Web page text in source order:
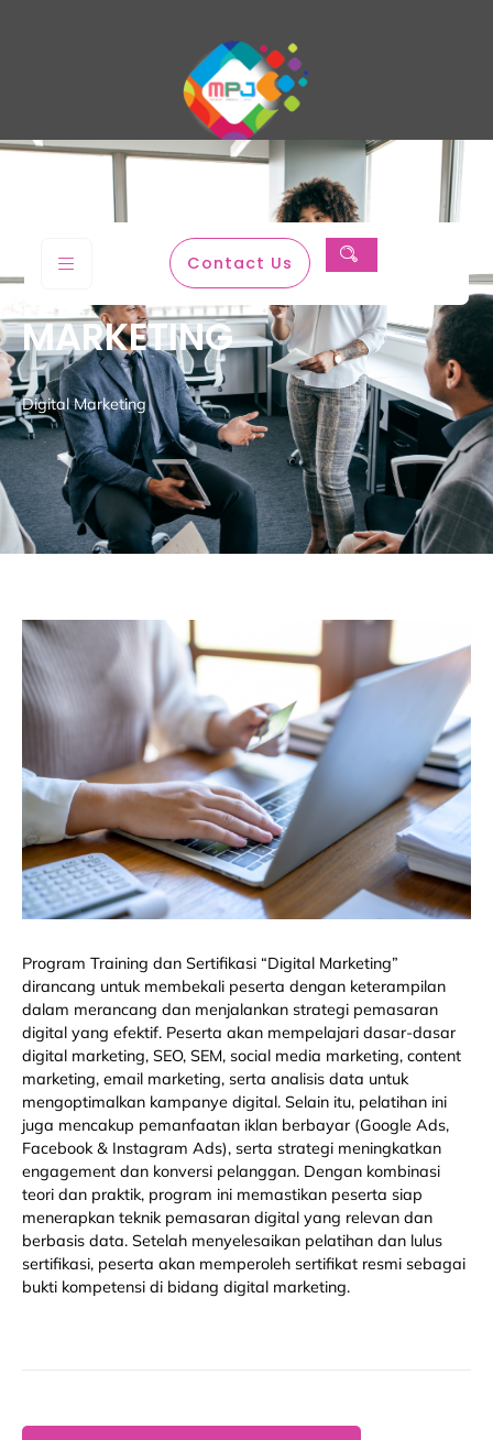
Magenta Permata Jaya
Contact Us
MARKETING
Digital Marketing
Program Training dan Sertifikasi “Digital Marketing”
dirancang untuk membekali peserta dengan keterampilan
dalam merancang dan menjalankan strategi pemasaran
digital yang efektif. Peserta akan mempelajari dasar-dasar
digital marketing, SEO, SEM, social media marketing, content
marketing, email marketing, serta analisis data untuk
mengoptimalkan kampanye digital. Selain itu, pelatihan ini
juga mencakup pemanfaatan iklan berbayar (Google Ads,
Facebook & Instagram Ads), serta strategi meningkatkan
engagement dan konversi pelanggan. Dengan kombinasi
teori dan praktik, program ini memastikan peserta siap
menerapkan teknik pemasaran digital yang relevan dan
berbasis data. Setelah menyelesaikan pelatihan dan lulus
sertifikasi, peserta akan memperoleh sertifikat resmi sebagai
bukti kompetensi di bidang digital marketing.